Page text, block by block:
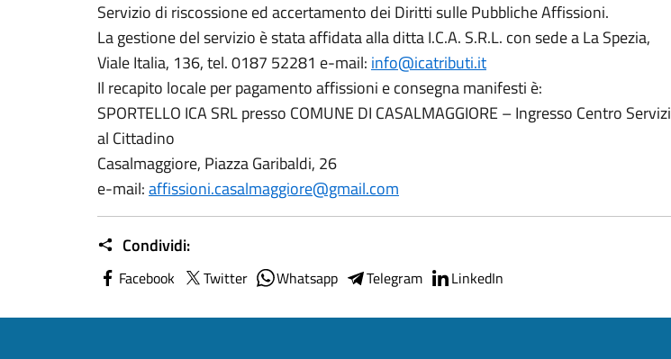
Servizio di riscossione ed accertamento dei Diritti sulle Pubbliche Affissioni.
La gestione del servizio è stata affidata alla ditta I.C.A. S.R.L. con sede a La Spezia,
Viale Italia, 136, tel. 0187 52281 e-mail: info@icatributi.it
Il recapito locale per pagamento affissioni e consegna manifesti è:
SPORTELLO ICA SRL presso COMUNE DI CASALMAGGIORE – Ingresso Centro Servizi
al Cittadino
Casalmaggiore, Piazza Garibaldi, 26
e-mail:affissioni.casalmaggiore@gmail.com
Condividi:
Facebook Twitter Whatsapp Telegram LinkedIn